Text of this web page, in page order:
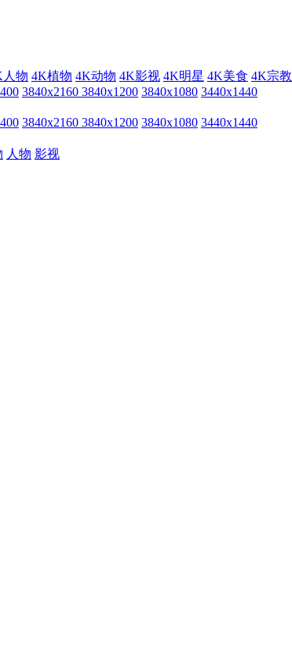
人物 4K植物 4K动物 4K影视 4K明星 4K美食 4K宗教
3840x2160 3840x1200 3840x1080 3440x1440
3840x2160 3840x1200 3840x1080 3440x1440
人物 影视